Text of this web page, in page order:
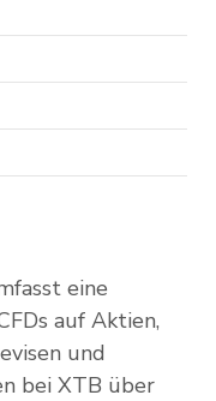
eine
auf Aktien,
und
bei XTB über